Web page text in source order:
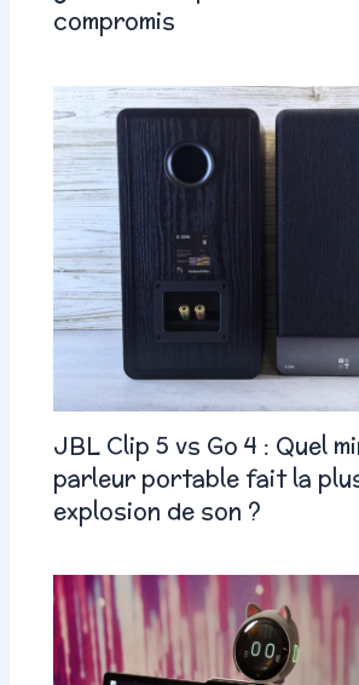
compromis
JBL Clip 5 vs Go 4 : Quel
parleur portable fait la
explosion de son ?